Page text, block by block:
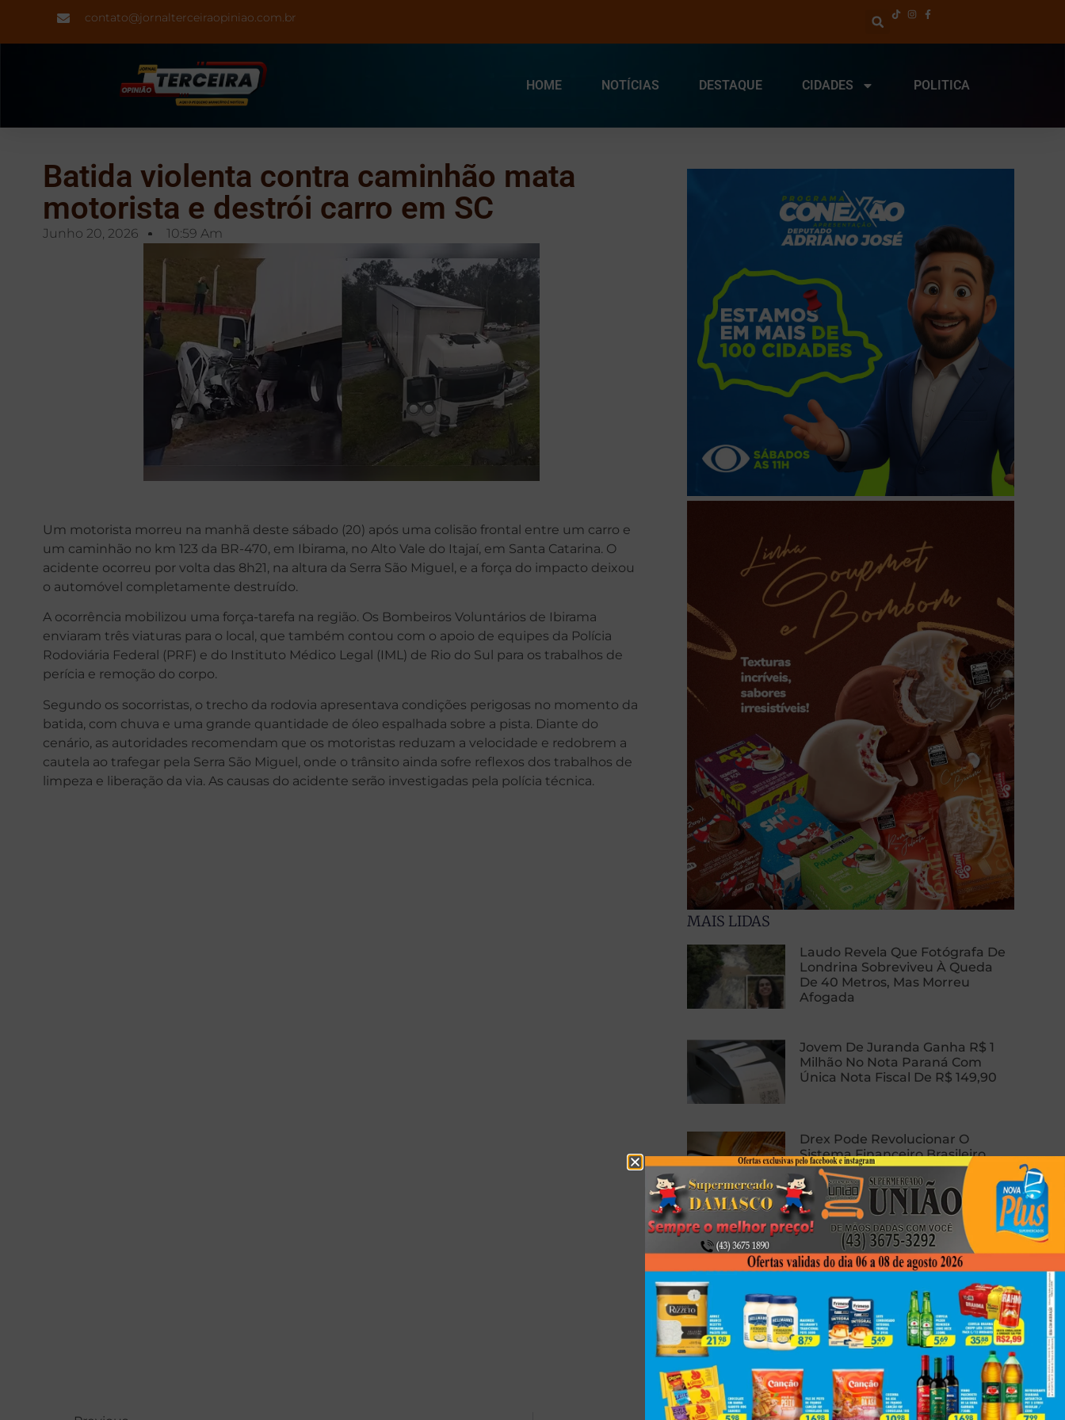
contato@jornalterceiraopiniao.com.br
HOME NOTÍCIAS DESTAQUE CIDADES POLITICA
Batida violenta contra caminhão mata
motorista e destrói carro em SC
Junho 20, 2026 10:59 Am
Um motorista morreu na manhã deste sábado (20) após uma colisão frontal entre um carro e
um caminhão no km 123 da BR-470, em Ibirama, no Alto Vale do Itajaí, em Santa Catarina. O
acidente ocorreu por volta das 8h21, na altura da Serra São Miguel, e a força do impacto deixou
o automóvel completamente destruído.
A ocorrência mobilizou uma força-tarefa na região. Os Bombeiros Voluntários de Ibirama
enviaram três viaturas para o local, que também contou com o apoio de equipes da Polícia
Rodoviária Federal (PRF) e do Instituto Médico Legal (IML) de Rio do Sul para os trabalhos de
perícia e remoção do corpo.
Segundo os socorristas, o trecho da rodovia apresentava condições perigosas no momento da
batida, com chuva e uma grande quantidade de óleo espalhada sobre a pista. Diante do
cenário, as autoridades recomendam que os motoristas reduzam a velocidade e redobrem a
cautela ao trafegar pela Serra São Miguel, onde o trânsito ainda sofre reflexos dos trabalhos de
limpeza e liberação da via. As causas do acidente serão investigadas pela polícia técnica.
MAIS LIDAS
Laudo Revela Que Fotógrafa De
Londrina Sobreviveu À Queda
De 40 Metros, Mas Morreu
Afogada
Jovem De Juranda Ganha R$ 1
Milhão No Nota Paraná Com
Única Nota Fiscal De R$ 149,90
Drex Pode Revolucionar O
Sistema Financeiro Brasileiro
Com Contratos Inteligentes,
Tokenização E Dinheiro
Programável
Homem Sofre Ataque Cardíaco
Durante Relação Sexual, Morre E
Caso Gera Batalha Judicial Por
Doação De Órgãos